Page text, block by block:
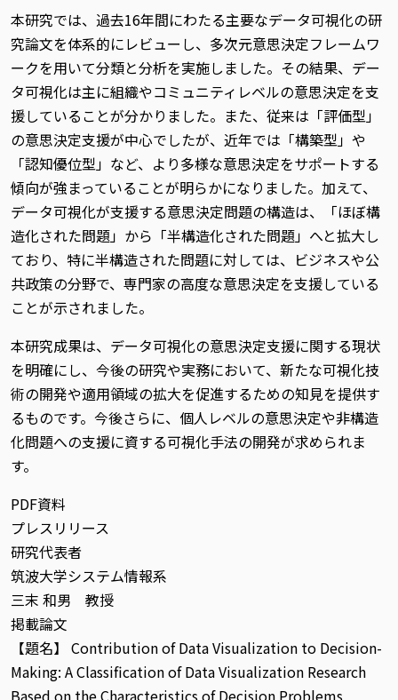
本研究では、過去16年間にわたる主要なデータ可視化の研
究論文を体系的にレビューし、多次元意思決定フレームワ
ークを用いて分類と分析を実施しました。その結果、デー
タ可視化は主に組織やコミュニティレベルの意思決定を支
援していることが分かりました。また、従来は「評価型」
の意思決定支援が中心でしたが、近年では「構築型」や
「認知優位型」など、より多様な意思決定をサポートする
傾向が強まっていることが明らかになりました。加えて、
データ可視化が支援する意思決定問題の構造は、「ほぼ構
造化された問題」から「半構造化された問題」へと拡大し
ており、特に半構造された問題に対しては、ビジネスや公
共政策の分野で、専門家の高度な意思決定を支援している
ことが示されました。
本研究成果は、データ可視化の意思決定支援に関する現状
を明確にし、今後の研究や実務において、新たな可視化技
術の開発や適用領域の拡大を促進するための知見を提供す
るものです。今後さらに、個人レベルの意思決定や非構造
化問題への支援に資する可視化手法の開発が求められま
す。
PDF資料
プレスリリース
研究代表者
筑波大学システム情報系
三末 和男 教授
掲載論文
【題名】 Contribution of Data Visualization to Decision-
Making: A Classification of Data Visualization Research
Based on the Characteristics of Decision Problems